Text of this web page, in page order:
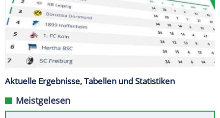
Aktuelle Ergebnisse, Tabellen und Statistiken
Meistgelesen